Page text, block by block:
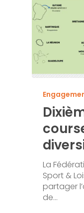
La
Sport &
partager
de…